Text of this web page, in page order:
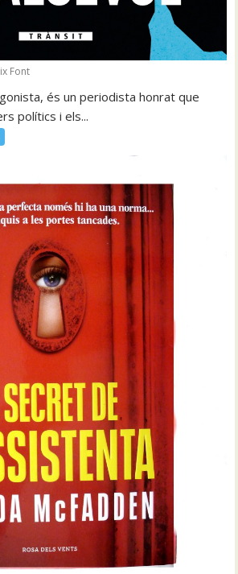
Font
és un periodista honrat que
polítics i els...